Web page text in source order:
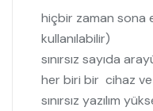
hiçbir zaman sona
kullanılabilir)
sınırsız sayıda
her biri bir cihaz
sınırsız yazılım